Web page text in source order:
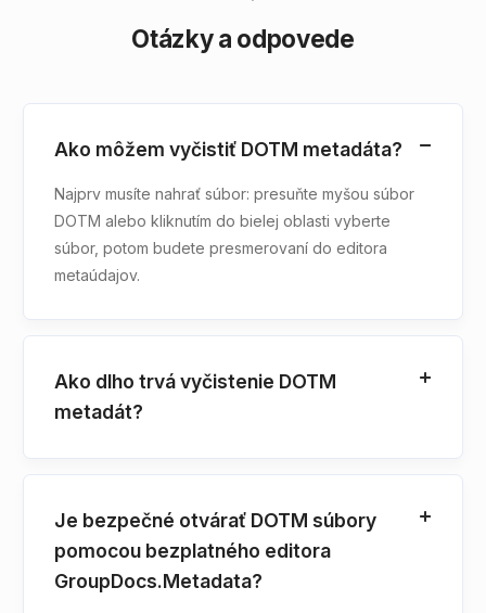
Otázky a odpovede
Ako môžem vyčistiť DOTM metadáta?
Najprv musíte nahrať súbor: presuňte myšou súbor
DOTM alebo kliknutím do bielej oblasti vyberte
súbor, potom budete presmerovaní do editora
metaúdajov.
Ako dlho trvá vyčistenie DOTM
metadát?
Je bezpečné otvárať DOTM súbory
pomocou bezplatného editora
GroupDocs.Metadata?